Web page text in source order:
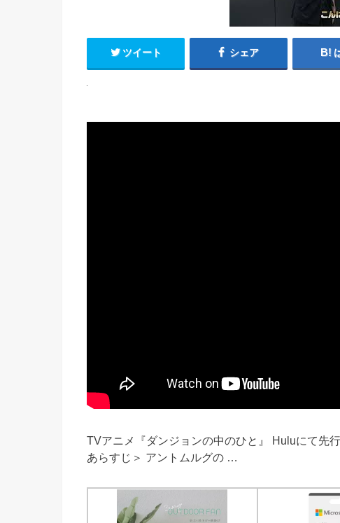
ツイート シェア
TVアニメ『ダンジョンの中のひと』 Huluにて先
あらすじ＞ アントムルグの …